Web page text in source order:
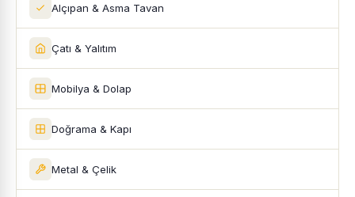
Alçıpan & Asma Tavan
Çatı & Yalıtım
Mobilya & Dolap
Doğrama & Kapı
Metal & Çelik